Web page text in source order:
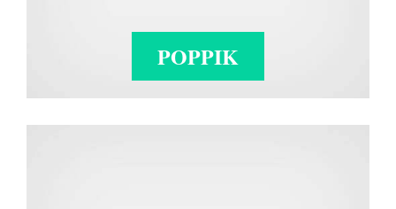
POPPIK